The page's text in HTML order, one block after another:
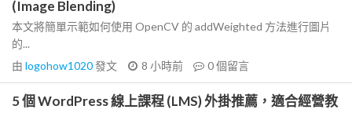
(Image Blending)
本文將簡單示範如何使用 OpenCV 的 addWeighted 方法進行圖片
的...
由 logohow1020發文 8 小時前 0個留言
5 個 WordPress 線上課程 (LMS) 外掛推薦，適合經營教